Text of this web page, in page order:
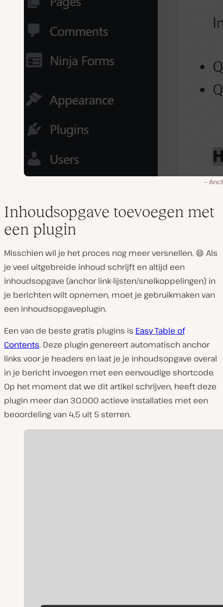
Inhoudsopgave toevoegen met
een plugin
Misschien wil je het proces nog meer versnellen. 😄 Als
je veel uitgebreide inhoud schrijft en altijd een
inhoudsopgave (anchor link-lijsten/snelkoppelingen) in
je berichten wilt opnemen, moet je gebruikmaken van
een inhoudsopgaveplugin.
Een van de beste gratis plugins is Easy Table of
Contents. Deze plugin genereert automatisch anchor
links voor je headers en laat je je inhoudsopgave overal
in je bericht invoegen met een eenvoudige shortcode.
Op het moment dat we dit artikel schrijven, heeft deze
plugin meer dan 30.000 actieve installaties met een
beoordeling van 4,5 uit 5 sterren.